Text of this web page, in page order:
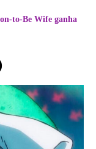
to-Be Wife ganha